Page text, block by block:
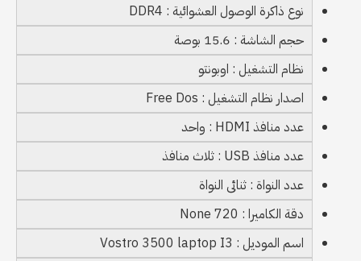
نوع ذاكرة الوصول العشوائية : DDR4
حجم الشاشة : 15.6 بوصة
نظام التشغيل : اوبونتو
اصدار نظام التشغيل : Free Dos
عدد منافذ HDMI : واحد
عدد منافذ USB : ثلاث منافذ
عدد النواة : ثنائى النواة
دقة الكاميرا : None 720
اسم الموديل : Vostro 3500 laptop I3